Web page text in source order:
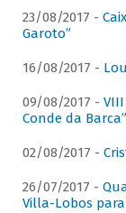
23/08/2017 -
Garoto”
16/08/2017 -
09/08/2017 -
Conde da Barca”
02/08/2017 -
26/07/2017 -
Villa-Lobos